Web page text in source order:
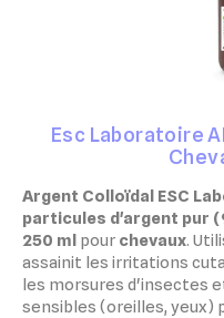
Esc Laboratoire
Argent Colloïdal ESC
particules d'argent pur
250 ml pour chevaux.
assainit les irritations
les morsures d'insectes
sensibles (oreilles, yeux)